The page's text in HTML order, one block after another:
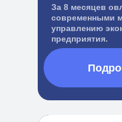
За 8 месяцев
современными
управлению
предприятия.